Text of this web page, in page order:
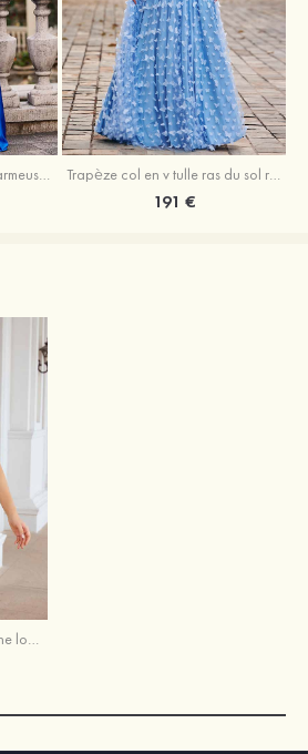
Robe trapèze col en v charmeuse traîne balayage robe de bal Trapèze col en v tulle ras du sol robe de bal avec papillon
191 €
Trapèze col en v mousseline longueur genou robe de demoiselle d'honneur